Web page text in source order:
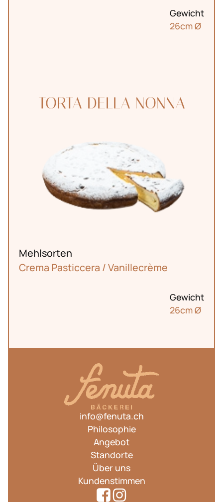
Tel. 044 774
18 20
Gewicht
26cm Ø
Mehlsorten
Crema Pasticcera / Vanillecrème
TORTA DELLA NONNA
Gewicht
26cm Ø
info@fenuta.ch
Philosophie
Angebot
Standorte
Über uns
Kundenstimmen